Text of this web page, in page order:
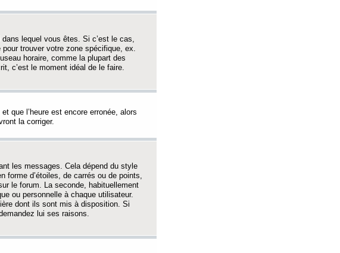
lequel vous êtes. Si c’est le cas,
trouver votre zone spécifique, ex.
horaire, comme la plupart des
c’est le moment idéal de le faire.
que l’heure est encore erronée, alors
la corriger.
les messages. Cela dépend du style
forme d’étoiles, de carrés ou de points,
le forum. La seconde, habituellement
ou personnelle à chaque utilisateur.
dont ils sont mis à disposition. Si
lui ses raisons.